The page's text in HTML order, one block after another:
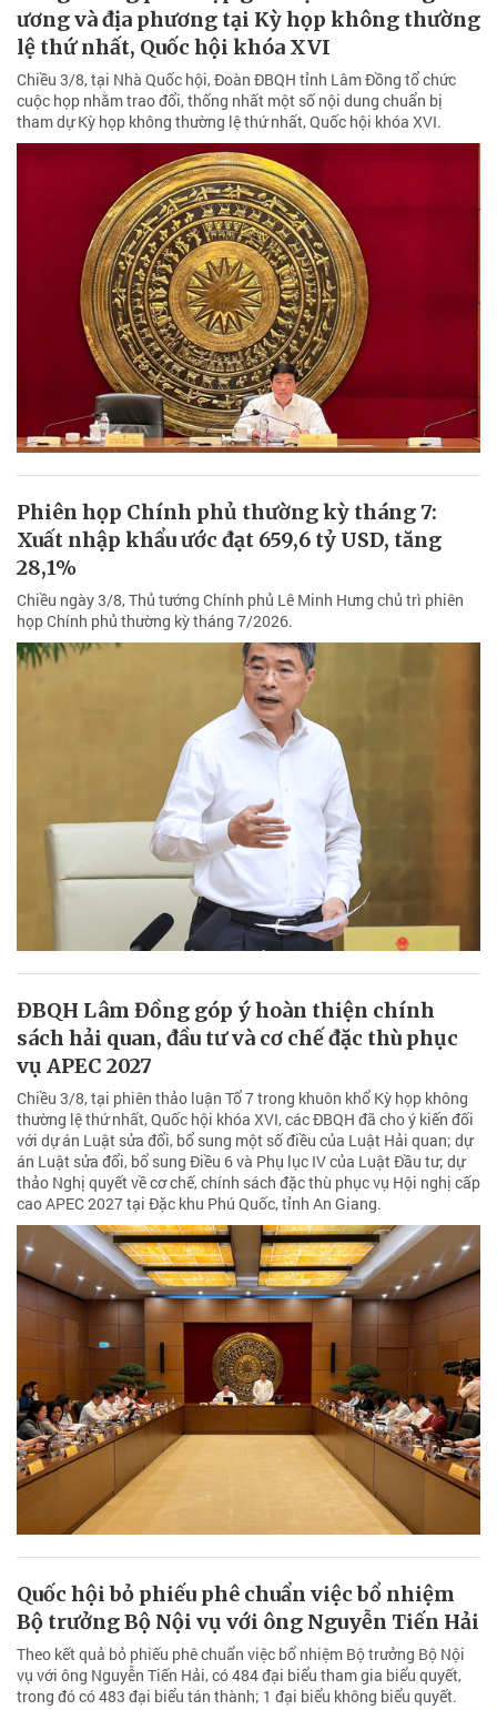
ương và địa phương tại Kỳ họp không thường
lệ thứ nhất, Quốc hội khóa XVI
Chiều 3/8, tại Nhà Quốc hội, Đoàn ĐBQH tỉnh Lâm Đồng tổ chức
cuộc họp nhằm trao đổi, thống nhất một số nội dung chuẩn bị
tham dự Kỳ họp không thường lệ thứ nhất, Quốc hội khóa XVI.
Phiên họp Chính phủ thường kỳ tháng 7:
Xuất nhập khẩu ước đạt 659,6 tỷ USD, tăng
28,1%
Chiều ngày 3/8, Thủ tướng Chính phủ Lê Minh Hưng chủ trì phiên
họp Chính phủ thường kỳ tháng 7/2026.
ĐBQH Lâm Đồng góp ý hoàn thiện chính
sách hải quan, đầu tư và cơ chế đặc thù phục
vụ APEC 2027
Chiều 3/8, tại phiên thảo luận Tổ 7 trong khuôn khổ Kỳ họp không
thường lệ thứ nhất, Quốc hội khóa XVI, các ĐBQH đã cho ý kiến đối
với dự án Luật sửa đổi, bổ sung một số điều của Luật Hải quan; dự
án Luật sửa đổi, bổ sung Điều 6 và Phụ lục IV của Luật Đầu tư; dự
thảo Nghị quyết về cơ chế, chính sách đặc thù phục vụ Hội nghị cấp
cao APEC 2027 tại Đặc khu Phú Quốc, tỉnh An Giang.
Quốc hội bỏ phiếu phê chuẩn việc bổ nhiệm
Bộ trưởng Bộ Nội vụ với ông Nguyễn Tiến Hải
Theo kết quả bỏ phiếu phê chuẩn việc bổ nhiệm Bộ trưởng Bộ Nội
vụ với ông Nguyễn Tiến Hải, có 484 đại biểu tham gia biểu quyết,
trong đó có 483 đại biểu tán thành; 1 đại biểu không biểu quyết.